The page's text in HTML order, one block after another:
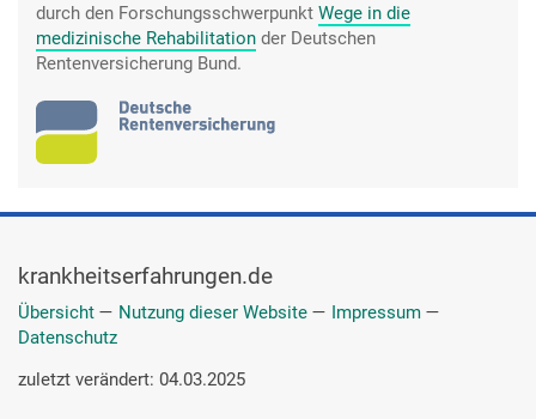
durch den Forschungsschwerpunkt Wege in die
medizinische Rehabilitation der Deutschen
Rentenversicherung Bund.
krankheitserfahrungen.de
Übersicht — Nutzung dieser Website — Impressum —
Datenschutz
zuletzt verändert: 04.03.2025